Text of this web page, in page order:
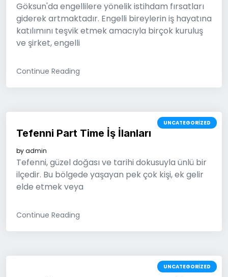
Göksun'da engellilere yönelik istihdam fırsatları
giderek artmaktadır. Engelli bireylerin iş hayatına
katılımını teşvik etmek amacıyla birçok kuruluş
ve şirket, engelli
Continue Reading
UNCATEGORIZED
Tefenni Part Time İş İlanları
byadmin
Tefenni, güzel doğası ve tarihi dokusuyla ünlü bir
ilçedir. Bu bölgede yaşayan pek çok kişi, ek gelir
elde etmek veya
Continue Reading
UNCATEGORIZED